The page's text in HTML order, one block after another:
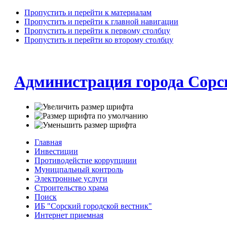
Пропустить и перейти к материалам
Пропустить и перейти к главной навигации
Пропустить и перейти к первому столбцу
Пропустить и перейти ко второму столбцу
Администрация города
Главная
Инвестиции
Противодейстие коррупциии
Муницпальный контроль
Электронные услуги
Строительство храма
Поиск
ИБ "Сорский городской вестник"
Интернет приемная